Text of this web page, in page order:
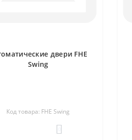
двери FHE
Swing
Код товара: FHE Swing